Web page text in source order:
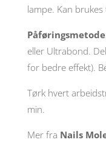
lampe. Kan
Påføringsmetode
eller Ultrabond.
for bedre effekt).
Tørk hvert
min.
Mer fra Nails